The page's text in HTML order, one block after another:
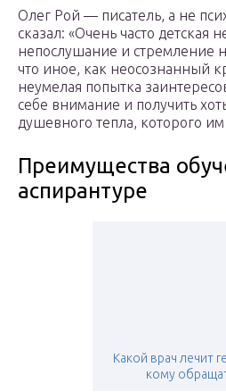
Олег Рой — писатель, а не
сказал: «Очень часто детская
непослушание и стремление
что иное, как неосознанный
неумелая попытка
себе внимание и получить
душевного тепла, которого им
Преимущества
аспирантуре
Какой врач лечит
кому